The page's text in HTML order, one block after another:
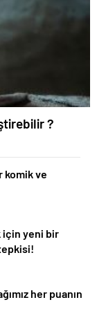
?
komik ve
için yeni bir
her puanın